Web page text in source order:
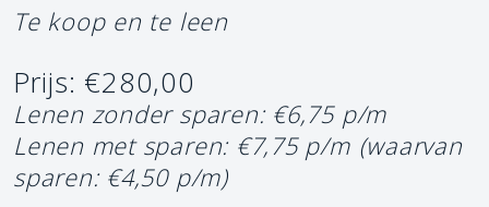
Te koop en te leen
Prijs: €280,00
Lenen zonder sparen: €6,75 p/m
Lenen met sparen: €7,75 p/m (waarvan
sparen: €4,50 p/m)